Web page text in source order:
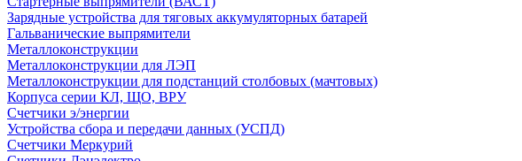
Зарядные устройства для тяговых аккумуляторных батарей
Гальванические выпрямители
Металлоконструкции
Металлоконструкции для ЛЭП
Металлоконструкции для подстанций столбовых (мачтовых)
Корпуса серии КЛ, ЩО, ВРУ
Счетчики э/энергии
Устройства сбора и передачи данных (УСПД)
Счетчики Меркурий